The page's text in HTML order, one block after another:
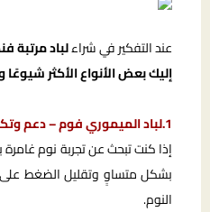
عند التفكير في شراءلباد مرتبة
إليك بعض الأنواع الأكثر شيوعًا
1.لباد الميموري فوم – دعم وتكيف مع الجسم
إذا كنت تبحث عن تجربة نوم غامرة
بشكل متساوٍ وتقليل الضغط على
النوم.